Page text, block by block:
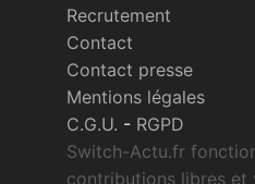
Recrutement
Contact
Contact presse
Mentions légales
C.G.U. - RGPD
Switch-Actu.fr
contributions libres et